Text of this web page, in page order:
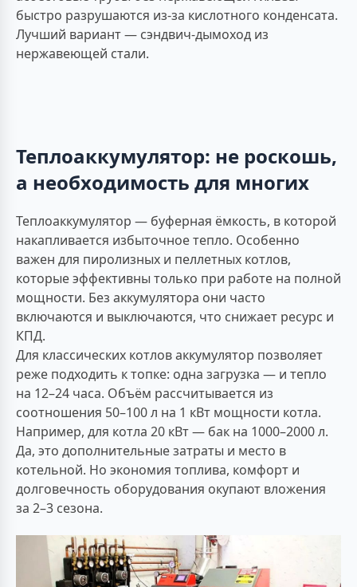
быстро разрушаются из-за кислотного конденсата.
Лучший вариант — сэндвич-дымоход из
нержавеющей стали.
Теплоаккумулятор: не роскошь,
а необходимость для многих
Теплоаккумулятор — буферная ёмкость, в которой
накапливается избыточное тепло. Особенно
важен для пиролизных и пеллетных котлов,
которые эффективны только при работе на полной
мощности. Без аккумулятора они часто
включаются и выключаются, что снижает ресурс и
КПД.
Для классических котлов аккумулятор позволяет
реже подходить к топке: одна загрузка — и тепло
на 12–24 часа. Объём рассчитывается из
соотношения 50–100 л на 1 кВт мощности котла.
Например, для котла 20 кВт — бак на 1000–2000 л.
Да, это дополнительные затраты и место в
котельной. Но экономия топлива, комфорт и
долговечность оборудования окупают вложения
за 2–3 сезона.